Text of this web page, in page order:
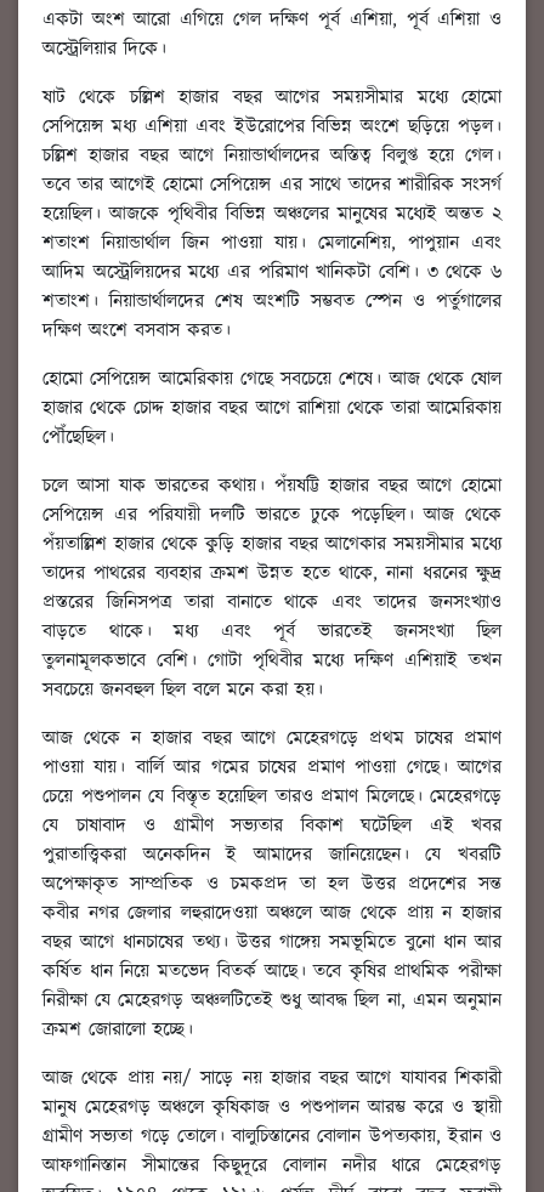
একটা অংশ আরো এগিয়ে গেল দক্ষিণ পূর্ব এশিয়া, পূর্ব এশিয়া ও
অস্ট্রেলিয়ার দিকে।
ষাট থেকে চল্লিশ হাজার বছর আগের সময়সীমার মধ্যে হোমো
সেপিয়েন্স মধ্য এশিয়া এবং ইউরোপের বিভিন্ন অংশে ছড়িয়ে পড়ল।
চল্লিশ হাজার বছর আগে নিয়ান্ডার্থালদের অস্তিত্ব বিলুপ্ত হয়ে গেল।
তবে তার আগেই হোমো সেপিয়েন্স এর সাথে তাদের শারীরিক সংসর্গ
হয়েছিল। আজকে পৃথিবীর বিভিন্ন অঞ্চলের মানুষের মধ্যেই অন্তত ২
শতাংশ নিয়ান্ডার্থাল জিন পাওয়া যায়। মেলানেশিয়, পাপুয়ান এবং
আদিম অস্ট্রেলিয়দের মধ্যে এর পরিমাণ খানিকটা বেশি। ৩ থেকে ৬
শতাংশ। নিয়ান্ডার্থালদের শেষ অংশটি সম্ভবত স্পেন ও পর্তুগালের
দক্ষিণ অংশে বসবাস করত।
হোমো সেপিয়েন্স আমেরিকায় গেছে সবচেয়ে শেষে। আজ থেকে ষোল
হাজার থেকে চোদ্দ হাজার বছর আগে রাশিয়া থেকে তারা আমেরিকায়
পৌঁছেছিল।
চলে আসা যাক ভারতের কথায়। পঁয়ষট্টি হাজার বছর আগে হোমো
সেপিয়েন্স এর পরিযায়ী দলটি ভারতে ঢুকে পড়েছিল। আজ থেকে
পঁয়তাল্লিশ হাজার থেকে কুড়ি হাজার বছর আগেকার সময়সীমার মধ্যে
তাদের পাথরের ব্যবহার ক্রমশ উন্নত হতে থাকে, নানা ধরনের ক্ষুদ্র
প্রস্তরের জিনিসপত্র তারা বানাতে থাকে এবং তাদের জনসংখ্যাও
বাড়তে থাকে। মধ্য এবং পূর্ব ভারতেই জনসংখ্যা ছিল
তুলনামূলকভাবে বেশি। গোটা পৃথিবীর মধ্যে দক্ষিণ এশিয়াই তখন
সবচেয়ে জনবহুল ছিল বলে মনে করা হয়।
আজ থেকে ন হাজার বছর আগে মেহেরগড়ে প্রথম চাষের প্রমাণ
পাওয়া যায়। বার্লি আর গমের চাষের প্রমাণ পাওয়া গেছে। আগের
চেয়ে পশুপালন যে বিস্তৃত হয়েছিল তারও প্রমাণ মিলেছে। মেহেরগড়ে
যে চাষাবাদ ও গ্রামীণ সভ্যতার বিকাশ ঘটেছিল এই খবর
পুরাতাত্ত্বিকরা অনেকদিন ই আমাদের জানিয়েছেন। যে খবরটি
অপেক্ষাকৃত সাম্প্রতিক ও চমকপ্রদ তা হল উত্তর প্রদেশের সন্ত
কবীর নগর জেলার লহুরাদেওয়া অঞ্চলে আজ থেকে প্রায় ন হাজার
বছর আগে ধানচাষের তথ্য। উত্তর গাঙ্গেয় সমভূমিতে বুনো ধান আর
কর্ষিত ধান নিয়ে মতভেদ বিতর্ক আছে। তবে কৃষির প্রাথমিক পরীক্ষা
নিরীক্ষা যে মেহেরগড় অঞ্চলটিতেই শুধু আবদ্ধ ছিল না, এমন অনুমান
ক্রমশ জোরালো হচ্ছে।
আজ থেকে প্রায় নয়/ সাড়ে নয় হাজার বছর আগে যাযাবর শিকারী
মানুষ মেহেরগড় অঞ্চলে কৃষিকাজ ও পশুপালন আরম্ভ করে ও স্থায়ী
গ্রামীণ সভ্যতা গড়ে তোলে। বালুচিস্তানের বোলান উপত্যকায়, ইরান ও
আফগানিস্তান সীমান্তের কিছুদূরে বোলান নদীর ধারে মেহেরগড়